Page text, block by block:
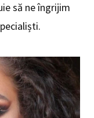
să ne îngrijim